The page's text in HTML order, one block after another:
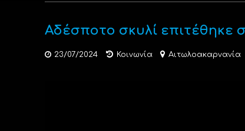
Αδέσποτο σκυλί επιτέθηκε
23/07/2024 Κοινωνία Αιτωλοακαρνανία